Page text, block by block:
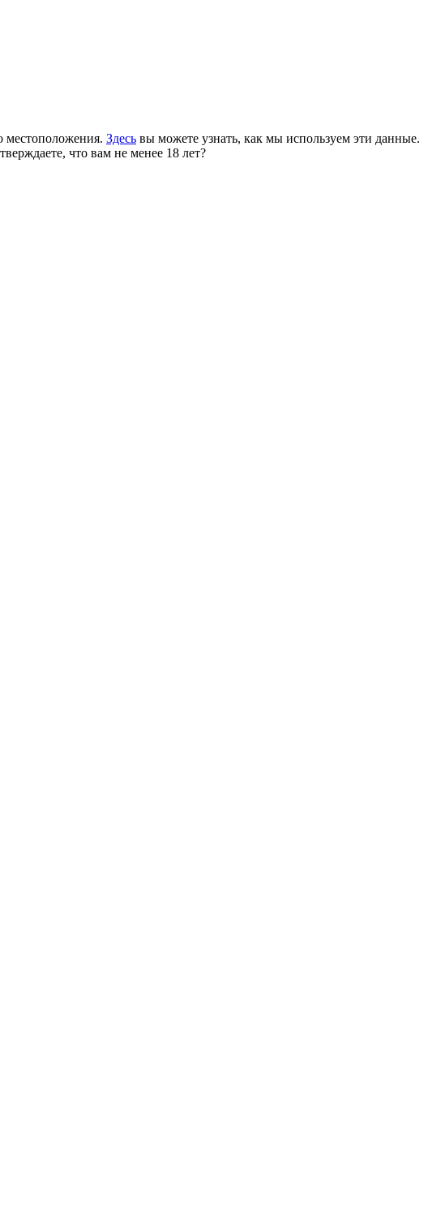
местоположения. Здесь вы можете узнать, как мы используем эти данные.
что вам не менее 18 лет?